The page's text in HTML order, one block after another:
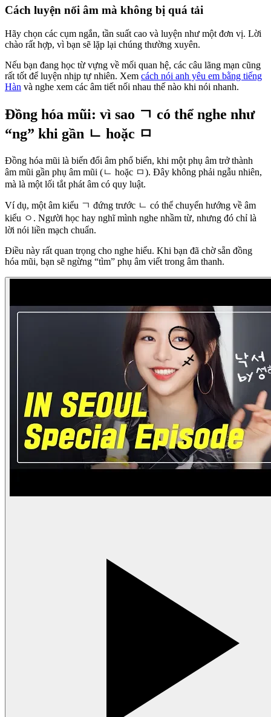
Cách luyện nối âm mà không bị quá tải
Hãy chọn các cụm ngắn, tần suất cao và luyện như một đơn vị. Lời
chào rất hợp, vì bạn sẽ lặp lại chúng thường xuyên.
Nếu bạn đang học từ vựng về mối quan hệ, các câu lãng mạn cũng
rất tốt để luyện nhịp tự nhiên. Xem cách nói anh yêu em bằng tiếng
Hàn và nghe xem các âm tiết nối nhau thế nào khi nói nhanh.
Đồng hóa mũi: vì sao ㄱ có thể nghe như
“ng” khi gần ㄴ hoặc ㅁ
Đồng hóa mũi là biến đổi âm phổ biến, khi một phụ âm trở thành
âm mũi gần phụ âm mũi (ㄴ hoặc ㅁ). Đây không phải ngẫu nhiên,
mà là một lối tắt phát âm có quy luật.
Ví dụ, một âm kiểu ㄱ đứng trước ㄴ có thể chuyển hướng về âm
kiểu ㅇ. Người học hay nghĩ mình nghe nhầm từ, nhưng đó chỉ là
lời nói liền mạch chuẩn.
Điều này rất quan trọng cho nghe hiểu. Khi bạn đã chờ sẵn đồng
hóa mũi, bạn sẽ ngừng “tìm” phụ âm viết trong âm thanh.